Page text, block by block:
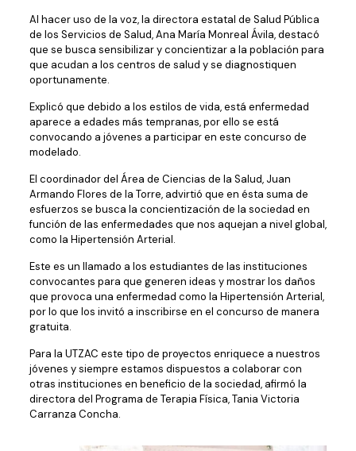
Al hacer uso de la voz, la directora estatal de Salud Pública
de los Servicios de Salud, Ana María Monreal Ávila, destacó
que se busca sensibilizar y concientizar a la población para
que acudan a los centros de salud y se diagnostiquen
oportunamente.
Explicó que debido a los estilos de vida, está enfermedad
aparece a edades más tempranas, por ello se está
convocando a jóvenes a participar en este concurso de
modelado.
El coordinador del Área de Ciencias de la Salud, Juan
Armando Flores de la Torre, advirtió que en ésta suma de
esfuerzos se busca la concientización de la sociedad en
función de las enfermedades que nos aquejan a nivel global,
como la Hipertensión Arterial.
Este es un llamado a los estudiantes de las instituciones
convocantes para que generen ideas y mostrar los daños
que provoca una enfermedad como la Hipertensión Arterial,
por lo que los invitó a inscribirse en el concurso de manera
gratuita.
Para la UTZAC este tipo de proyectos enriquece a nuestros
jóvenes y siempre estamos dispuestos a colaborar con
otras instituciones en beneficio de la sociedad, afirmó la
directora del Programa de Terapia Física, Tania Victoria
Carranza Concha.